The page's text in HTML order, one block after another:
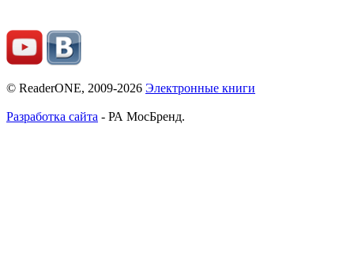
© ReaderONE, 2009-2026 Электронные книги
Разработка сайта - РА МосБренд.